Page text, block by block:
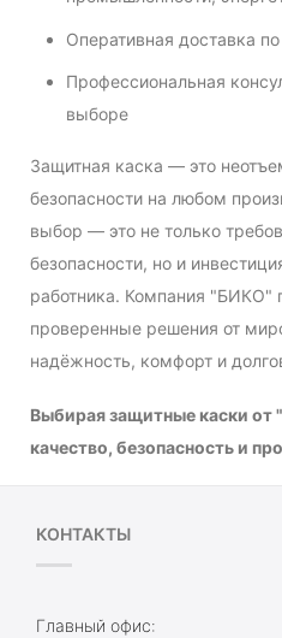
Оперативная доставка
Профессиональная
выборе
Защитная каска — это
безопасности на любом
выбор — это не только
безопасности, но и
работника. Компания "БИКО"
проверенные решения от
надёжность, комфорт и
Выбирая защитные каски
качество, безопасность и
КОНТАКТЫ
Главный офис: